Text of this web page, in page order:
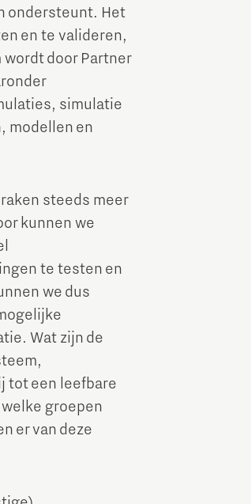
ondersteunt. Het
en te valideren,
door Partner
simulatie
modellen en
steeds meer
kunnen we
te testen en
we dus
Wat zijn de
tot een leefbare
groepen
er van deze